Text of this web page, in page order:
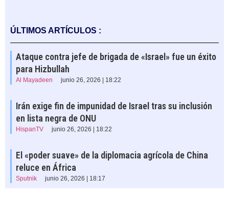
ÚLTIMOS ARTÍCULOS :
Ataque contra jefe de brigada de «Israel» fue un éxito
para Hizbullah
Al Mayadeen junio 26, 2026 | 18:22
Irán exige fin de impunidad de Israel tras su inclusión
en lista negra de ONU
HispanTV junio 26, 2026 | 18:22
El «poder suave» de la diplomacia agrícola de China
reluce en África
Sputnik junio 26, 2026 | 18:17